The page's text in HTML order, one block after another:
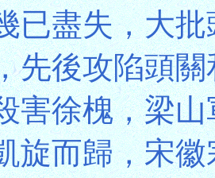
已盡失，大
先後攻陷頭
害徐槐，梁
旋而歸，宋